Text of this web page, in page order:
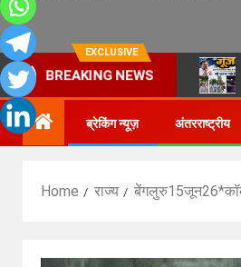
EXCLUSIVE
BREAKING NEWS
ब्रेकिंग न्यूज़ अंतरराष्ट्रीय
Home राज्य